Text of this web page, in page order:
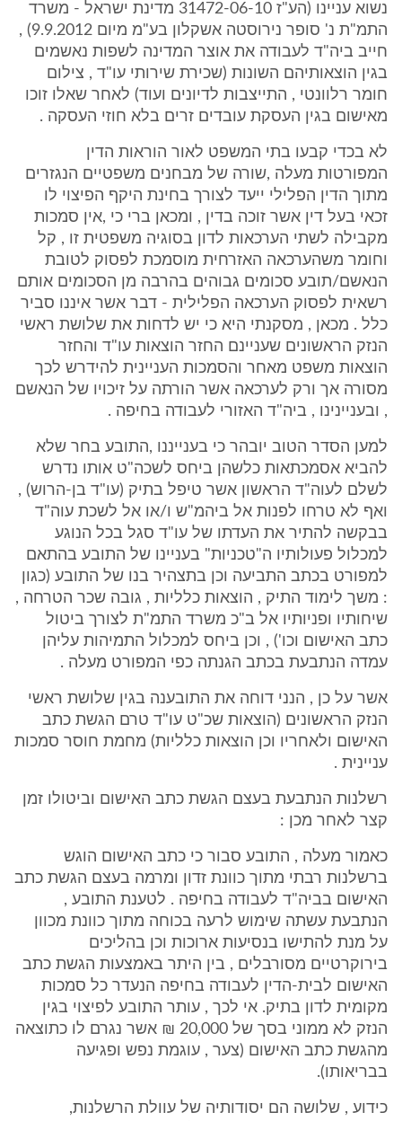
נשוא עניינו (הע"ז 31472-06-10 מדינת ישראל - משרד
התמ"ת נ' סופר נירוסטה אשקלון בע"מ מיום 9.9.2012) ,
חייב ביה"ד לעבודה את אוצר המדינה לשפות נאשמים
בגין הוצאותיהם השונות (שכירת שירותי עו"ד , צילום
חומר רלוונטי , התייצבות לדיונים ועוד) לאחר שאלו זוכו
מאישום בגין העסקת עובדים זרים בלא חוזי העסקה .
לא בכדי קבעו בתי המשפט לאור הוראות הדין
המפורטות מעלה ,שורה של מבחנים משפטיים הנגזרים
מתוך הדין הפלילי ייעד לצורך בחינת היקף הפיצוי לו
זכאי בעל דין אשר זוכה בדין , ומכאן ברי כי ,אין סמכות
מקבילה לשתי הערכאות לדון בסוגיה משפטית זו , קל
וחומר משהערכאה האזרחית מוסמכת לפסוק לטובת
הנאשם/תובע סכומים גבוהים בהרבה מן הסכומים אותם
רשאית לפסוק הערכאה הפלילית - דבר אשר איננו סביר
כלל . מכאן , מסקנתי היא כי יש לדחות את שלושת ראשי
הנזק הראשונים שעניינם החזר הוצאות עו"ד והחזר
הוצאות משפט מאחר והסמכות העניינית להידרש לכך
מסורה אך ורק לערכאה אשר הורתה על זיכויו של הנאשם
, ובעניינינו , ביה"ד האזורי לעבודה בחיפה .
למען הסדר הטוב יובהר כי בענייננו ,התובע בחר שלא
להביא אסמכתאות כלשהן ביחס לשכה"ט אותו נדרש
לשלם לעוה"ד הראשון אשר טיפל בתיק (עו"ד בן-הרוש) ,
ואף לא טרחו לפנות אל ביהמ"ש ו/או אל לשכת עוה"ד
בבקשה להתיר את העדתו של עו"ד סגל בכל הנוגע
למכלול פעולותיו ה"טכניות" בעניינו של התובע בהתאם
למפורט בכתב התביעה וכן בתצהיר בנו של התובע (כגון
: משך לימוד התיק , הוצאות כלליות , גובה שכר הטרחה ,
שיחותיו ופניותיו אל ב"כ משרד התמ"ת לצורך ביטול
כתב האישום וכו') , וכן ביחס למכלול התמיהות עליהן
עמדה הנתבעת בכתב הגנתה כפי המפורט מעלה .
אשר על כן , הנני דוחה את התובענה בגין שלושת ראשי
הנזק הראשונים (הוצאות שכ"ט עו"ד טרם הגשת כתב
האישום ולאחריו וכן הוצאות כלליות) מחמת חוסר סמכות
עניינית .
רשלנות הנתבעת בעצם הגשת כתב האישום וביטולו זמן
קצר לאחר מכן :
כאמור מעלה , התובע סבור כי כתב האישום הוגש
ברשלנות רבתי מתוך כוונת זדון ומרמה בעצם הגשת כתב
האישום בביה"ד לעבודה בחיפה . לטענת התובע ,
הנתבעת עשתה שימוש לרעה בכוחה מתוך כוונת מכוון
על מנת להתישו בנסיעות ארוכות וכן בהליכים
בירוקרטיים מסורבלים , בין היתר באמצעות הגשת כתב
האישום לבית-הדין לעבודה בחיפה הנעדר כל סמכות
מקומית לדון בתיק. אי לכך , עותר התובע לפיצוי בגין
הנזק לא ממוני בסך של 20,000 ₪ אשר נגרם לו כתוצאה
מהגשת כתב האישום (צער , עוגמת נפש ופגיעה
בבריאותו).
כידוע , שלושה הם יסודותיה של עוולת הרשלנות,